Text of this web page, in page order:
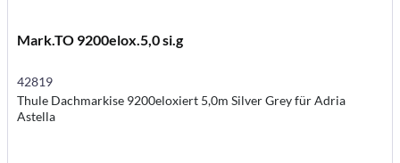
Mark.TO 9200elox.5,0 si.g
42819
Thule Dachmarkise 9200eloxiert 5,0m Silver Grey für Adria
Astella